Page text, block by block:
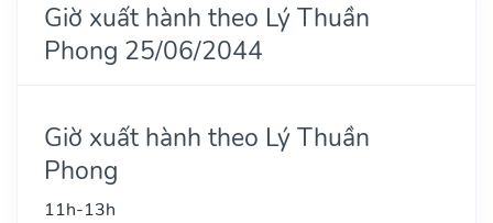
Giờ xuất hành theo Lý Thuần
Phong 25/06/2044
Giờ xuất hành theo Lý Thuần
Phong
11h-13h